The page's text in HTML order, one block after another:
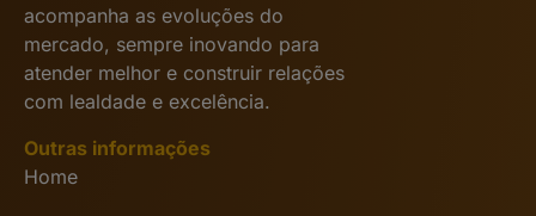
acompanha as evoluções do
mercado, sempre inovando para
atender melhor e construir relações
com lealdade e excelência.
Outras informações
Home